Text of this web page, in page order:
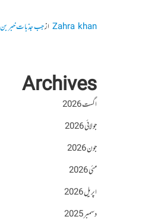
Zahra khanازجب جذبات خبر بن
Archives
اگست 2026
جولائی 2026
جون 2026
مئی 2026
اپریل 2026
دسمبر 2025